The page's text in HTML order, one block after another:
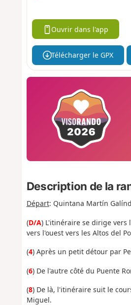
Ouvrir dans l'app
Télécharger le GPX
Description de la
Départ: Quintana Martín
(D/A) L'itinéraire se dirige vers
vers l'ouest vers les Altos del
(4) Après un petit détour par
(6) De l'autre côté du Puente
(8) De là, l'itinéraire suit le
Miguel.